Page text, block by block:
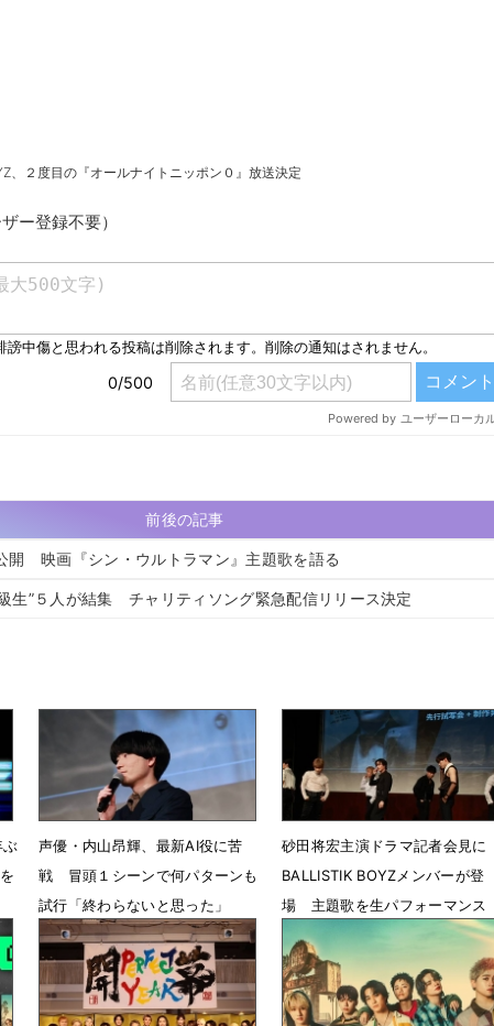
、２度目の『オールナイトニッポン０』放送決定
ー登録不要）
前後の記事
開 映画『シン・ウルトラマン』主題歌を語る
生”５人が結集 チャリティソング緊急配信リリース決定
ぶ
声優・内山昂輝、最新AI役に苦
戦 冒頭１シーンで何パターンも
試行「終わらないと思った」
4月28日 22時35分
砂田将宏主演ドラマ記者会見に
BALLISTIK BOYZメンバーが登
場 主題歌を生パフォーマンス
4月28日 21時40分